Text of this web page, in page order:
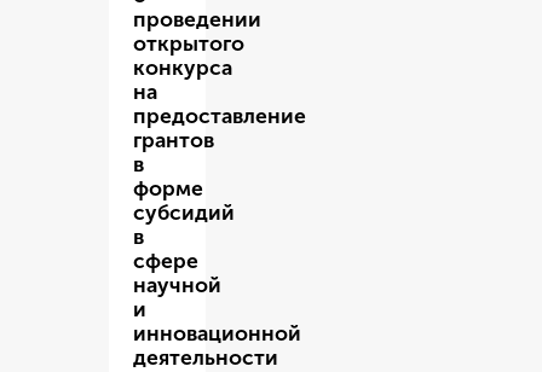
проведении
открытого
конкурса
на
предоставление
грантов
в
форме
субсидий
в
сфере
научной
и
инновационной
деятельности